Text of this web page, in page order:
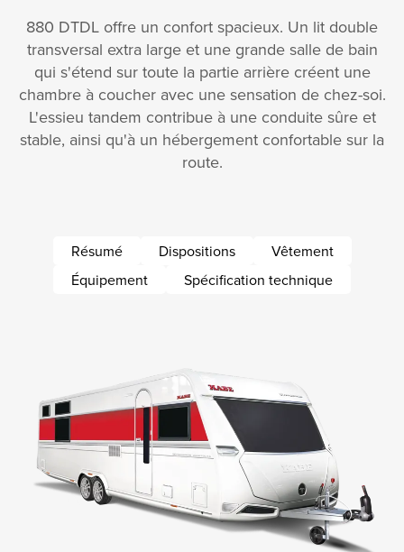
880 DTDL offre un confort spacieux. Un lit double
transversal extra large et une grande salle de bain
qui s'étend sur toute la partie arrière créent une
chambre à coucher avec une sensation de chez-soi.
L'essieu tandem contribue à une conduite sûre et
stable, ainsi qu'à un hébergement confortable sur la
route.
Résumé Dispositions
Vêtement
Équipement
Spécification technique